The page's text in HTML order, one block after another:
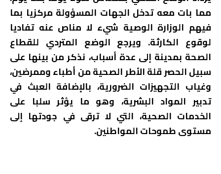
مما بات معه تدخل الجهات المسؤولة مركزيا بما
فيهم الوزارة الوصية شيء لا مناص عنه تفاديا
لوقوع الكارثة. ويرجع الوضع المتردي للقطاع
الصحة بمدينة إلى عدة أسباب، نذكر من بينها على
سبيل الحصر قلة الأطر الصحية من أطباء وممرضين،
وغياب التجهيزات الضرورية، بالإضافة العبث في
تدبير المواد البشرية، وهو ما يؤثر سلبا على
الخدمات الصحية، التي لا ترقى في جودتها إلى
مستوى طموحات المواطنين.